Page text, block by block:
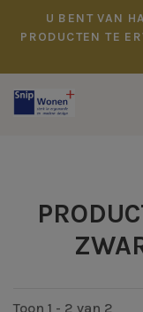
U BENT VAN
PRODUCTEN TE
Toon 1 - 2 van 2